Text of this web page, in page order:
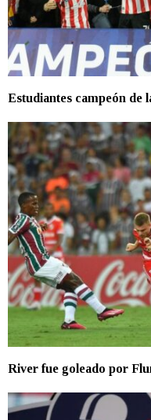
Estudiantes campeón de
River fue goleado por